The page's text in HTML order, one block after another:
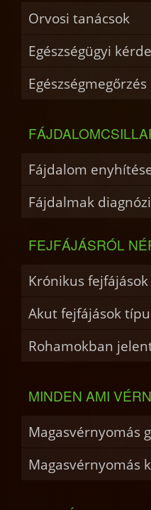
Orvosi tanácsok
Egészségügyi
Egészségmegőrzés
Fájdalom
Fájdalmak
FEJFÁJÁSRÓL
Krónikus
Akut fejfájások
Rohamokban
MINDEN AMI
Magasvérnyomás
Magasvérnyomás